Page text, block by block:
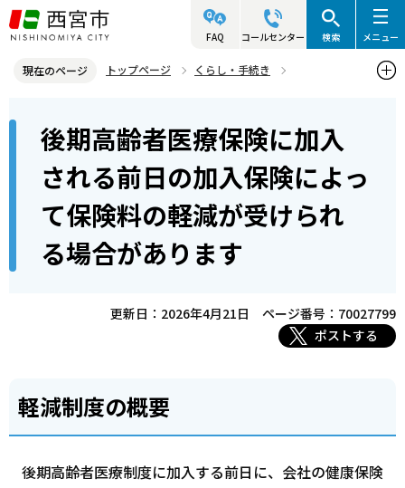
こ
の
ジ
FAQ コールセンター 検索 メニュー
現在のページ トップページ
くらし・手続き
後期高齢者医療保険に加入される前日の加入保険によって保険料の軽
減が受けられる場合があります
後期高齢者医療保険に加入
される前日の加入保険によっ
て保険料の軽減が受けられ
る場合があります
更新日：2026年4月21日
ページ番号：70027799
ポストする
軽減制度の概要
後期高齢者医療制度に加入する前日に、会社の健康保険